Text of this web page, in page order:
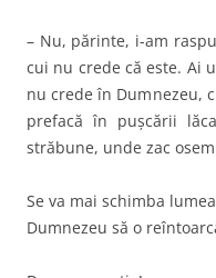
– Nu, părinte, i-am
cui nu crede că este. Ai
nu crede în Dumnezeu,
prefacă în puşcării
străbune, unde zac
Se va mai schimba
Dumnezeu să o